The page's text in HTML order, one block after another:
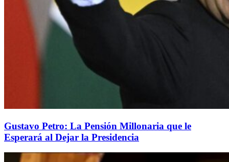
Gustavo Petro: La Pensión Millonaria que le
Esperará al Dejar la Presidencia